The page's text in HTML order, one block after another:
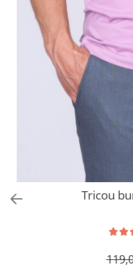
Tricou